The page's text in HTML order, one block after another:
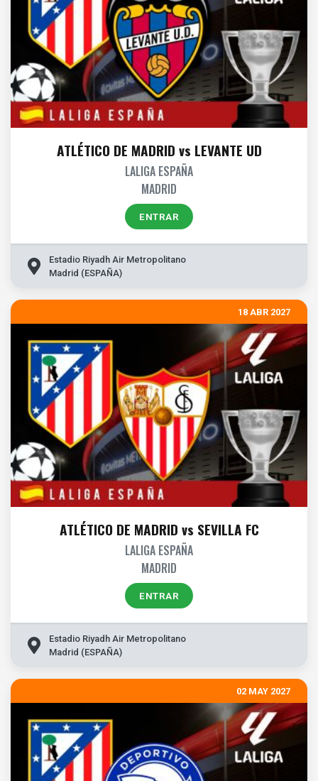
ATLÉTICO DE MADRID vs LEVANTE UD
LALIGA ESPAÑA
MADRID
ENTRAR
Estadio Riyadh Air Metropolitano
Madrid (ESPAÑA)
18 ABR 2027
ATLÉTICO DE MADRID vs SEVILLA FC
LALIGA ESPAÑA
MADRID
ENTRAR
Estadio Riyadh Air Metropolitano
Madrid (ESPAÑA)
02 MAY 2027